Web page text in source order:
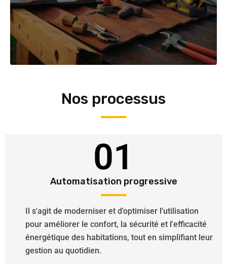
Nos processus
01
Automatisation progressive
Il s'agit de moderniser et d'optimiser l'utilisation
pour améliorer le confort, la sécurité et l'efficacité
énergétique des habitations, tout en simplifiant leur
gestion au quotidien.